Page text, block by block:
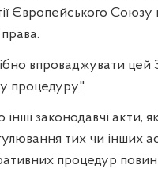
Європейського Союзу
впроваджувати цей
процедуру".
законодавчі акти,
тих чи інших
процедур